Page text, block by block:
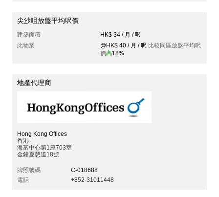
尖沙咀放盤平均呎價
建築面積
HK$ 34 / 月 / 呎
此物業
@HK$ 40 / 月 / 呎 比較同區放盤平均呎
價高18%
地產代理商
Hong Kong Offices
香港
海富中心第1座703室
金鐘夏慤道18號
牌照號碼
C-018688
電話
+852-31011448